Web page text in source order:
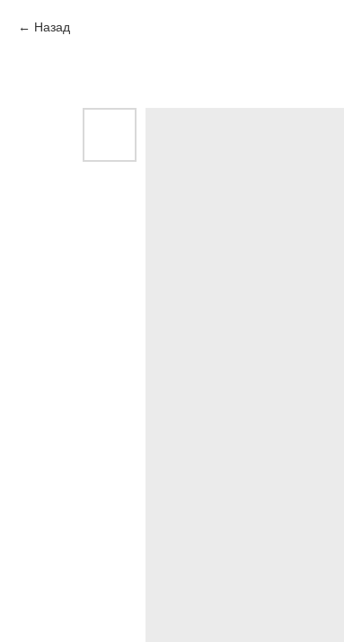
Назад